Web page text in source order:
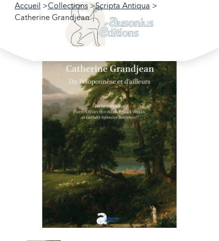
Accueil Collections
Scripta Antiqua
Catherine Grandjean